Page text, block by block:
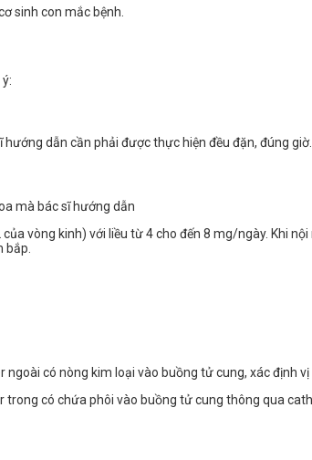
sinh con mắc bệnh.
dẫn cần phải được thực hiện đều đặn, đúng
mà bác sĩ hướng dẫn
vòng kinh) với liều từ 4 cho đến 8 mg/ngày. Khi
có nòng kim loại vào buồng tử cung, xác định vị
trong có chứa phôi vào buồng tử cung thông qua